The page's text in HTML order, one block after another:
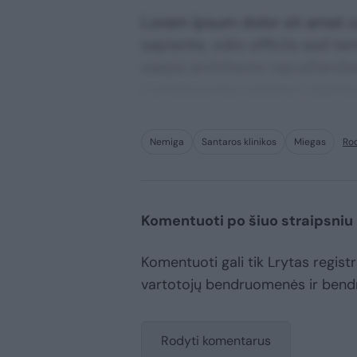
Nemiga Santaros klinikos Miegas
Komentuoti po šiuo straipsniu
Komentuoti gali tik Lrytas
vartotojų bendruomenės ir
Rodyti komentarus